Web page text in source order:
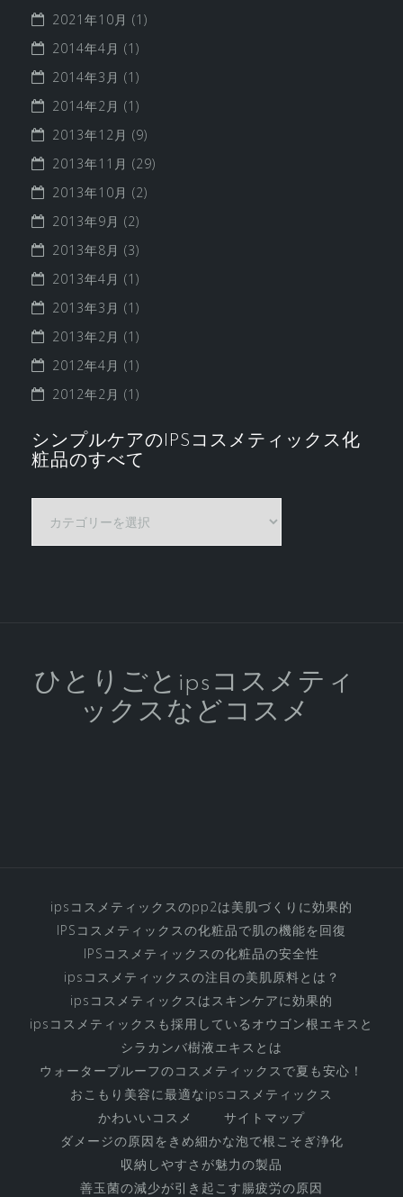
2021年10月 (1)
2014年4月 (1)
2014年3月 (1)
2014年2月 (1)
2013年12月 (9)
2013年11月 (29)
2013年10月 (2)
2013年9月 (2)
2013年8月 (3)
2013年4月 (1)
2013年3月 (1)
2013年2月 (1)
2012年4月 (1)
2012年2月 (1)
シンプルケアのIPSコスメティックス化
粧品のすべて
IPS
コ
て
ひとりごとipsコスメティ
ックスなどコスメ
ipsコスメティックスのpp2は美肌づくりに効果的
IPSコスメティックスの化粧品で肌の機能を回復
IPSコスメティックスの化粧品の安全性
ipsコスメティックスの注目の美肌原料とは？
ipsコスメティックスはスキンケアに効果的
ipsコスメティックスも採用しているオウゴン根エキスと
シラカンバ樹液エキスとは
ウォータープルーフのコスメティックスで夏も安心！
おこもり美容に最適なipsコスメティックス
かわいいコスメ
サイトマップ
ダメージの原因をきめ細かな泡で根こそぎ浄化
収納しやすさが魅力の製品
善玉菌の減少が引き起こす腸疲労の原因